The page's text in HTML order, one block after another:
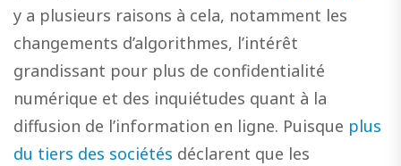
y a plusieurs raisons à cela, notamment les
changements d’algorithmes, l’intérêt
grandissant pour plus de confidentialité
numérique et des inquiétudes quant à la
diffusion de l’information en ligne. Puisque plus
du tiers des sociétés déclarent que les